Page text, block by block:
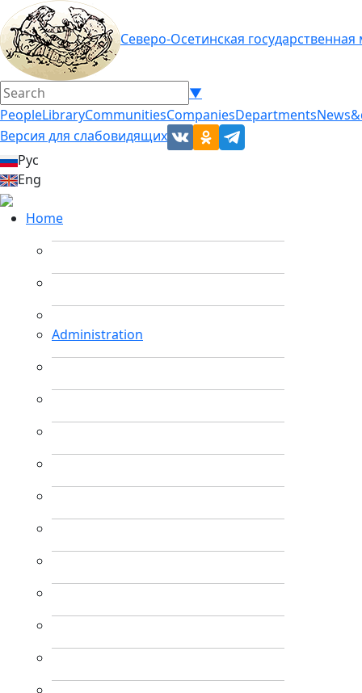
Северо-Осетинская
▼
PeopleLibraryCommunitiesCompaniesDepartments
Версия для слабовидящих
Рус
Eng
Home
Administration